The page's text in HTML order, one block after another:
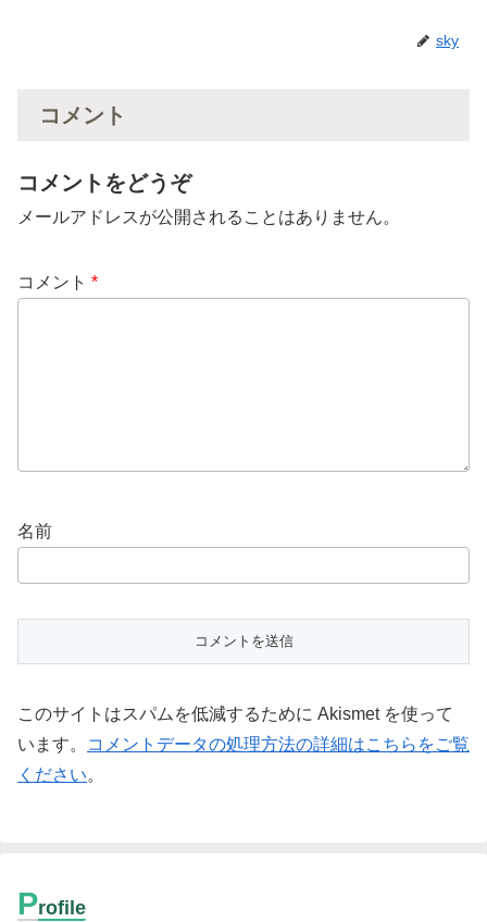
sky
コメント
コメントをどうぞ
メールアドレスが公開されることはありません。
コメント *
名前
このサイトはスパムを低減するために Akismet を使って
います。
コメントデータの処理方法の詳細はこちらをご覧
ください。
Profile